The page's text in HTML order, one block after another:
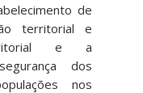
de
territorial e
e a
dos
nos